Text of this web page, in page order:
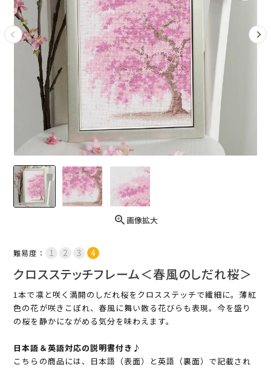
画像拡大
難易度：
クロスステッチフレーム＜春風のしだれ桜＞
1本で凛と咲く満開のしだれ桜をクロスステッチで繊細に。薄紅
色の花が咲きこぼれ、春風に舞い散る花びらも表現。今を盛り
の桜を静かにながめる気分を味わえます。
日本語＆英語対応の説明書付き♪
こちらの商品には、日本語（表面）と英語（裏面）で記載され